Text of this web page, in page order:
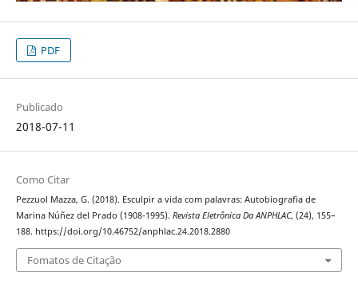
PDF
Publicado
2018-07-11
Como Citar
Pezzuol Mazza, G. (2018). Esculpir a vida com palavras: Autobiografia de
Marina Núñez del Prado (1908-1995). Revista Eletrônica Da ANPHLAC, (24), 155–
188. https://doi.org/10.46752/anphlac.24.2018.2880
Fomatos de Citação